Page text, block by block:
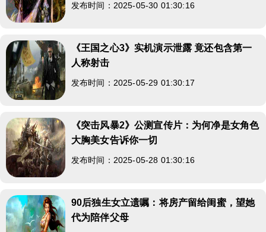
发布时间：2025-05-30 01:30:16
《王国之心3》实机演示泄露 竟还包含第一
人称射击
发布时间：2025-05-29 01:30:17
《突击风暴2》公测宣传片：为何净是女角色
大胸美女告诉你一切
发布时间：2025-05-28 01:30:16
90后独生女立遗嘱：将房产留给闺蜜，望她
代为陪伴父母